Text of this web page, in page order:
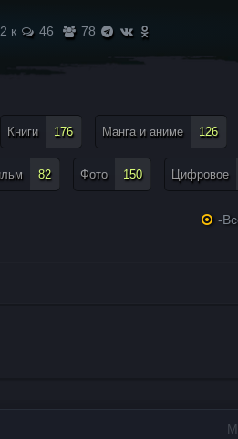
2 к 46 78
Книги 176 Манга и аниме 126
82 Фото 150 Цифровое
-